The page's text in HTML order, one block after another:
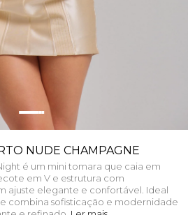
NUDE CHAMPAGNE
é um mini tomara que caia em
em V e estrutura com
ajuste elegante e confortável. Ideal
combina sofisticação e modernidade